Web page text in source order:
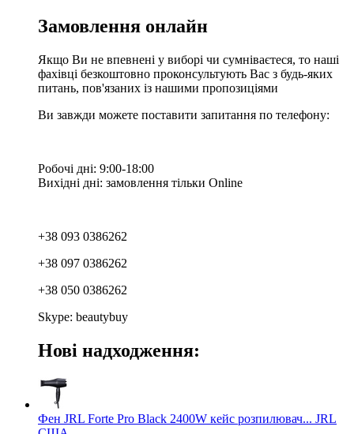
Замовлення онлайн
Якщо Ви не впевнені у виборі чи сумніваєтеся, то наші
фахівці безкоштовно проконсультують Вас з будь-яких
питань, пов'язаних із нашими пропозиціями
Ви завжди можете поставити запитання по телефону:
Робочі дні: 9:00-18:00
Вихідні дні: замовлення тільки Online
+38 093 0386262
+38 097 0386262
+38 050 0386262
Skype: beautybuy
Нові надходження:
Фен JRL Forte Pro Black 2400W кейс розпилювач... JRL